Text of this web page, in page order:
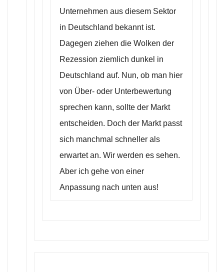
Unternehmen aus diesem Sektor
in Deutschland bekannt ist.
Dagegen ziehen die Wolken der
Rezession ziemlich dunkel in
Deutschland auf. Nun, ob man hier
von Über- oder Unterbewertung
sprechen kann, sollte der Markt
entscheiden. Doch der Markt passt
sich manchmal schneller als
erwartet an. Wir werden es sehen.
Aber ich gehe von einer
Anpassung nach unten aus!